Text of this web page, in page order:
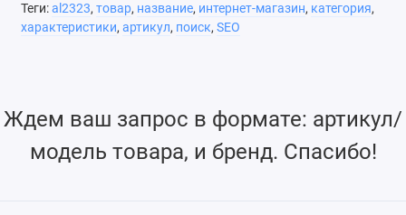
Теги:al2323, товар, название, интернет-магазин, категория,
характеристики, артикул, поиск, SEO
Ждем ваш запрос в формате: артикул/
модель товара, и бренд. Спасибо!